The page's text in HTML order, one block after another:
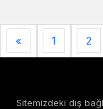
« 1 2
Sitemizdeki dış